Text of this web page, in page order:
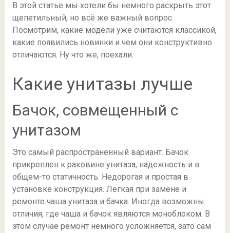
В этой статье мы хотели бы немного раскрыть этот
щепетильный, но всё же важный вопрос.
Посмотрим, какие модели уже считаются классикой,
какие появились новинки и чем они конструктивно
отличаются. Ну что же, поехали.
Какие унитазы лучше
Бачок, совмещенный с
унитазом
Это самый распространенный вариант. Бачок
прикреплен к раковине унитаза, надежность и в
общем-то статичность. Недорогая и простая в
установке конструкция. Легкая при замене и
ремонте чаша унитаза и бачка. Иногда возможны
отличия, где чаша и бачок являются моноблоком. В
этом случае ремонт немного усложняется, зато сам